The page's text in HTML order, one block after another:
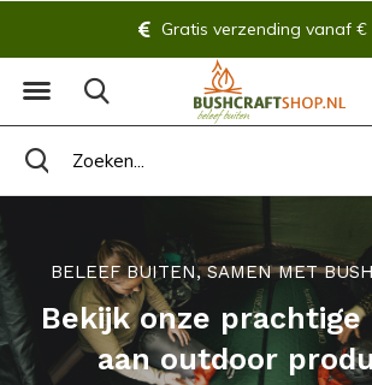
Gratis verzending vanaf €
BELEEF BUITEN, SAMEN MET
Bekijk onze
aan outdoor